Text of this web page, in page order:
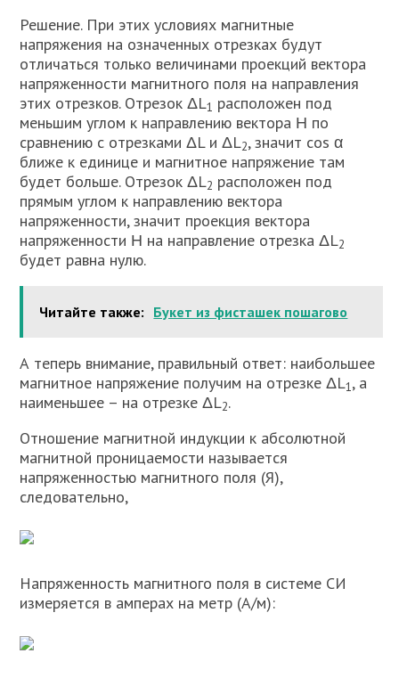
Решение. При этих условиях магнитные
напряжения на означенных отрезках будут
отличаться только величинами проекций вектора
напряженности магнитного поля на направления
этих отрезков. Отрезок ΔL1 расположен под
меньшим углом к направлению вектора Η по
сравнению с отрезками ΔL и ΔL2, значит cos α
ближе к единице и магнитное напряжение там
будет больше. Отрезок ΔL2 расположен под
прямым углом к направлению вектора
напряженности, значит проекция вектора
напряженности Η на направление отрезка ΔL2
будет равна нулю.
Читайте также: Букет из фисташек пошагово
А теперь внимание, правильный ответ: наибольшее
магнитное напряжение получим на отрезке ΔL1, а
наименьшее – на отрезке ΔL2.
Отношение магнитной индукции к абсолютной
магнитной проницаемости называется
напряженностью магнитного поля (Я),
следовательно,
Напряженность магнитного поля в системе СИ
измеряется в амперах на метр (А/м):